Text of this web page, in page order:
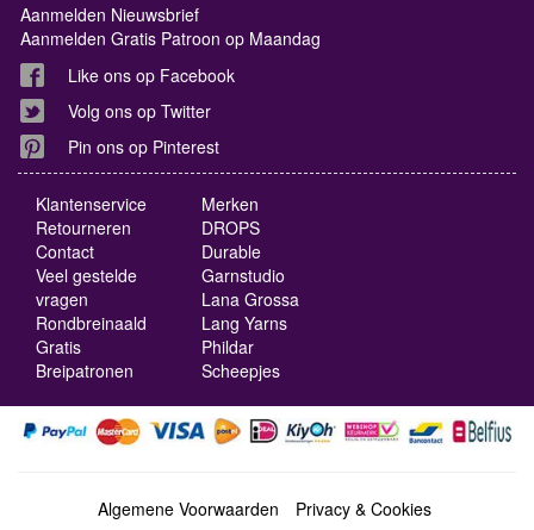
Aanmelden Nieuwsbrief
Aanmelden Gratis Patroon op Maandag
Like ons op Facebook
Volg ons op Twitter
Pin ons op Pinterest
Klantenservice
Retourneren
Contact
Veel gestelde
vragen
Rondbreinaald
Gratis
Breipatronen
Merken
DROPS
Durable
Garnstudio
Lana Grossa
Lang Yarns
Phildar
Scheepjes
Algemene Voorwaarden
Privacy & Cookies